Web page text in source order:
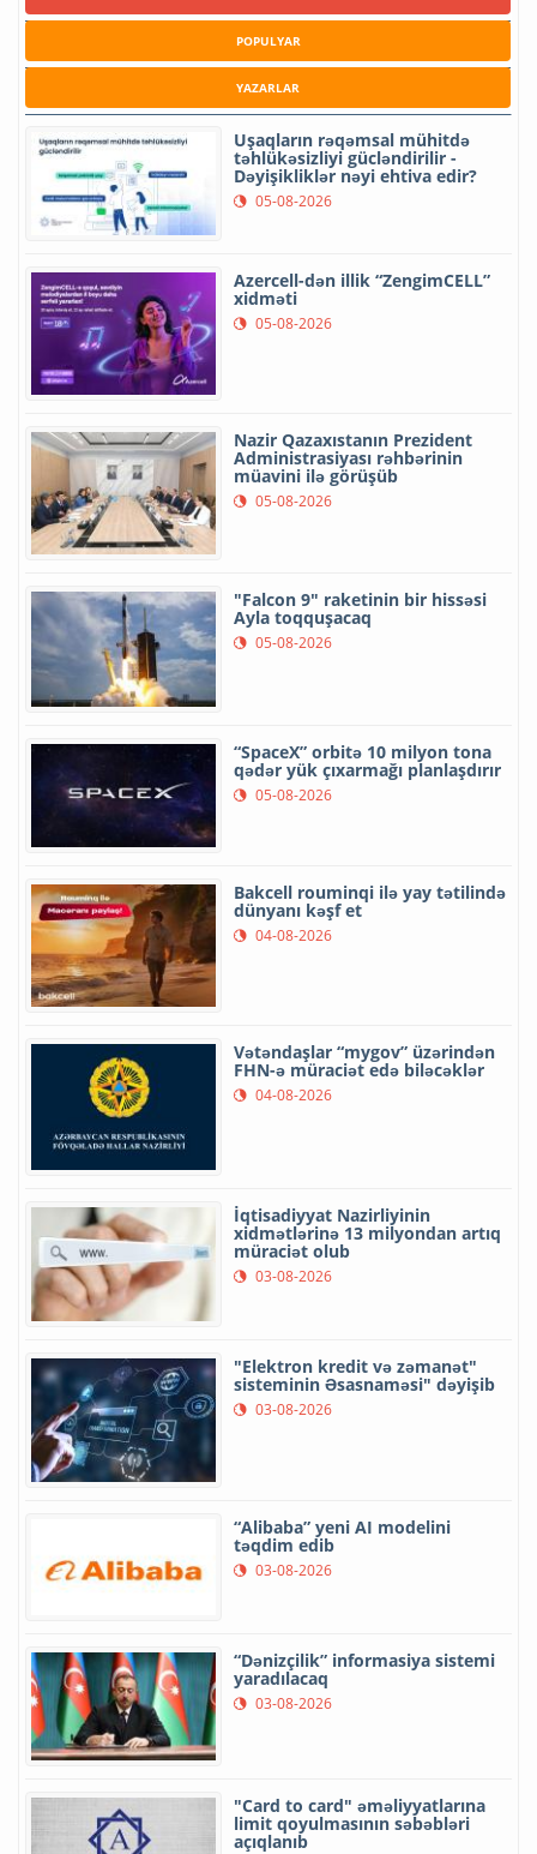
POPULYAR
YAZARLAR
Uşaqların rəqəmsal mühitdə
təhlükəsizliyi gücləndirilir -
Dəyişikliklər nəyi ehtiva edir?
05-08-2026
Azercell-dən illik “ZengimCELL”
xidməti
05-08-2026
Nazir Qazaxıstanın Prezident
Administrasiyası rəhbərinin
müavini ilə görüşüb
05-08-2026
"Falcon 9" raketinin bir hissəsi
Ayla toqquşacaq
05-08-2026
“SpaceX” orbitə 10 milyon tona
qədər yük çıxarmağı planlaşdırır
05-08-2026
Bakcell rouminqi ilə yay tətilində
dünyanı kəşf et
04-08-2026
Vətəndaşlar “mygov” üzərindən
FHN-ə müraciət edə biləcəklər
04-08-2026
İqtisadiyyat Nazirliyinin
xidmətlərinə 13 milyondan artıq
müraciət olub
03-08-2026
"Elektron kredit və zəmanət"
sisteminin Əsasnaməsi" dəyişib
03-08-2026
“Alibaba” yeni AI modelini
təqdim edib
03-08-2026
“Dənizçilik” informasiya sistemi
yaradılacaq
03-08-2026
"Card to card" əməliyyatlarına
limit qoyulmasının səbəbləri
açıqlanıb